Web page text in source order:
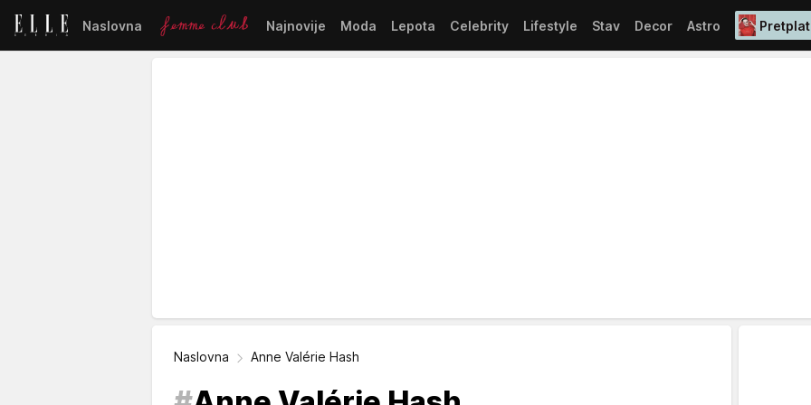
Naslovna Najnovije Moda Lepota Celebrity Lifestyle Stav Decor Astro
Naslovna Anne Valérie Hash